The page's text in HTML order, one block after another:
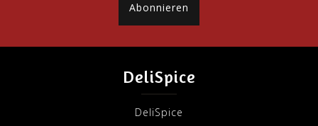
Abonnieren
DeliSpice
DeliSpice